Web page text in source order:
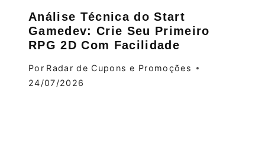
Análise Técnica do Start
Gamedev: Crie Seu Primeiro
RPG 2D Com Facilidade
Por Radar de Cupons e Promoções
24/07/2026